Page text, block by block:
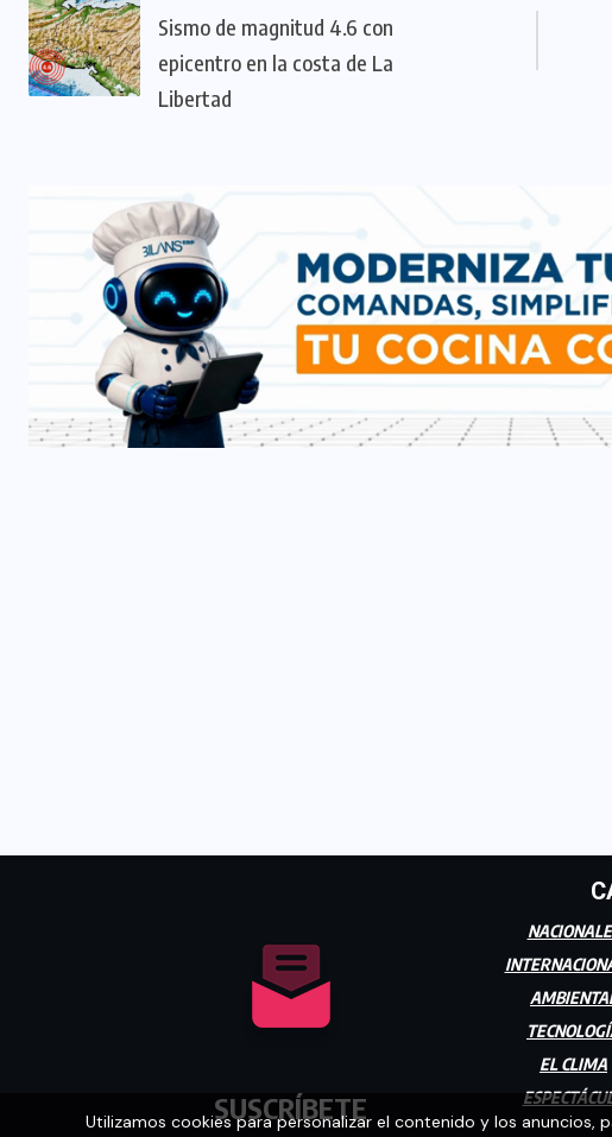
Sismo de magnitud 4.6 con
epicentro en la costa de La
Libertad
SUSCRÍBETE
EL CLIMA
Utilizamos cookies para personalizar el contenido y los anuncios,